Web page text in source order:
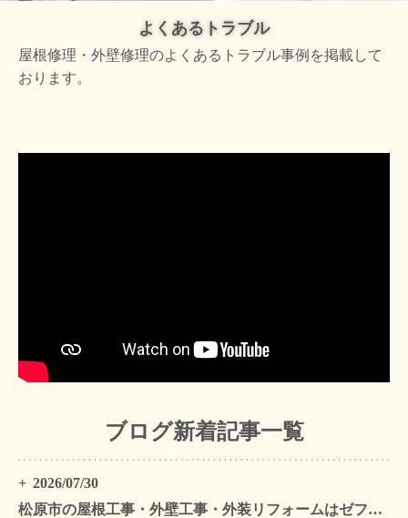
よくあるトラブル
屋根修理・外壁修理のよくあるトラブル事例を掲載して
おります。
ブログ新着記事一覧
2026/07/30
松原市の屋根工事・外壁工事・外装リフォームはゼファン！松原市内の工事事例もご紹介